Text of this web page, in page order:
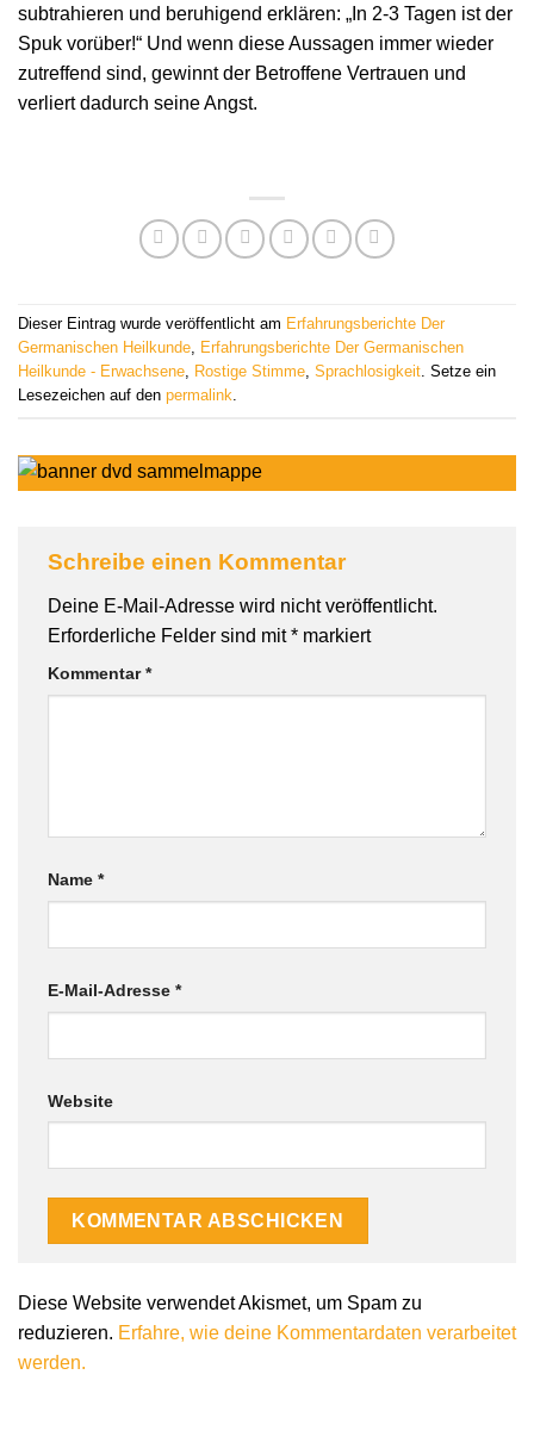
subtrahieren und beruhigend erklären: „In 2-3 Tagen ist der
Spuk vorüber!“ Und wenn diese Aussagen immer wieder
zutreffend sind, gewinnt der Betroffene Vertrauen und
verliert dadurch seine Angst.
Dieser Eintrag wurde veröffentlicht am Erfahrungsberichte Der
Germanischen Heilkunde
Erfahrungsberichte Der Germanischen
Heilkunde - Erwachsene
Rostige Stimme Sprachlosigkeit . Setze ein
Lesezeichen auf den permalink
Schreibe einen Kommentar
Deine E-Mail-Adresse wird nicht veröffentlicht.
Erforderliche Felder sind mit* markiert
Kommentar*
Name *
E-Mail-Adresse *
Website
Diese Website verwendet Akismet, um Spam zu
reduzieren. Erfahre, wie deine Kommentardaten verarbeitet
werden.